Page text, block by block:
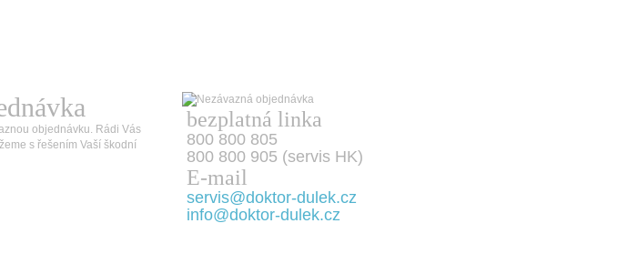
objednávku. Rádi Vás
s řešením Vaší škodní
bezplatná linka
800 800 805
800 800 905 (servis HK)
E-mail
servis@doktor-dulek.cz
info@doktor-dulek.cz